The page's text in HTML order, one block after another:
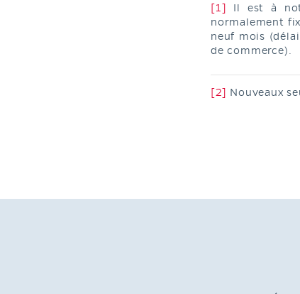
[1] Il est à
normalement
neuf mois
de commerce).
[2] Nouveaux